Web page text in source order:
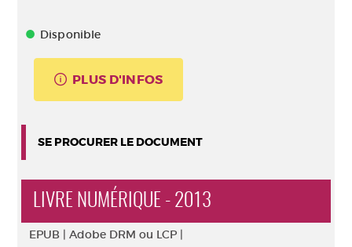
Disponible
PLUS D'INFOS
SE PROCURER LE DOCUMENT
LIVRE NUMÉRIQUE - 2013
EPUB | Adobe DRM ou LCP |